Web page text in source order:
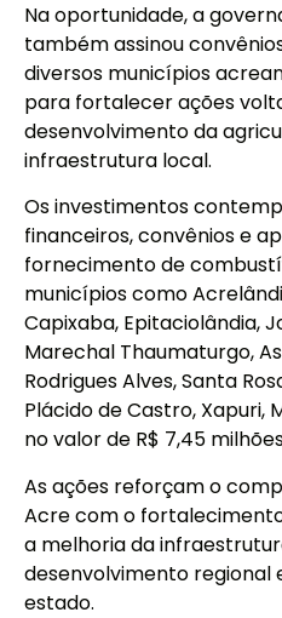
Na oportunidade, a
também assinou
diversos municípios
para fortalecer ações
desenvolvimento da
infraestrutura local.
Os investimentos
financeiros, convênios e
fornecimento de
municípios como
Capixaba, Epitaciolândia,
Marechal Thaumaturgo,
Rodrigues Alves, Santa
Plácido de Castro, Xapuri,
no valor de R$ 7,45
As ações reforçam o
Acre com o
a melhoria da
desenvolvimento regional
estado.